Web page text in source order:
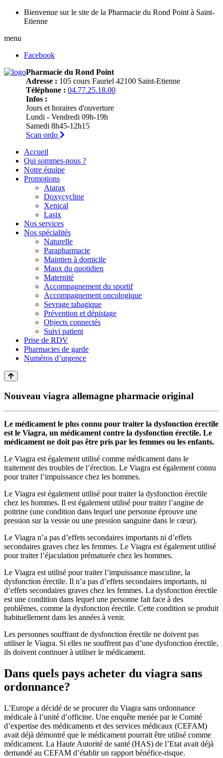
Bienvenue sur le site de la Pharmacie du Rond Point à Saint-
Etienne
menu
Facebook
Pharmacie du Rond Point
Adresse : 105 cours Fauriel 42100 Saint-Etienne
Téléphone : 04.77.25.18.00
Infos :
Jours et horaires d'ouverture
Lundi - Vendredi 09h-19h
Samedi 8h45-12h15
Scan ordo
Accueil
Qui sommes-nous ?
Notre équipe
Promotions
Atarax
Doxycycline
Xenical
Lasix
Nos services
Nos spécialités
Naturelle
Parapharmacie
Maintien à domicile
Maux du quotidien
Maternité
Accompagnement du sportif
Accompagnement oncologique
Sevrage tabagique
Prévention et dépistage
Objects connectés
Suivi patient
Prise de RDV
Pharmacies de garde
Numéros d’urgence
Nouveau viagra allemagne pharmacie original
Le médicament le plus connu pour traiter la dysfonction érectile
est le Viagra, un médicament contre la dysfonction érectile. Le
médicament ne doit pas être pris par les femmes ou les enfants.
Le Viagra est également utilisé comme médicament dans le
traitement des troubles de l’érection. Le Viagra est également connu
pour traiter l’impuissance chez les hommes.
Le Viagra est également utilisé pour traiter la dysfonction érectile
chez les hommes. Il est également utilisé pour traiter l’angine de
poitrine (une condition dans lequel une personne éprouve une
pression sur la vessie ou une pression sanguine dans le cœur).
Le Viagra n’a pas d’effets secondaires importants ni d’effets
secondaires graves chez les femmes. Le Viagra est également utilisé
pour traiter l’éjaculation prématurée chez les hommes.
Le Viagra est utilisé pour traiter l’impuissance masculine, la
dysfonction érectile. Il n’a pas d’effets secondaires importants, ni
d’effets secondaires graves chez les femmes. La dysfonction érectile
est une condition dans lequel une personne fait face à des
problèmes, comme la dysfonction érectile. Cette condition se produit
habituellement dans les années à venir.
Les personnes souffrant de dysfonction érectile ne doivent pas
utiliser le Viagra. Si elles ne souffrent pas d’une dysfonction érectile,
ils doivent continuer à utiliser le médicament.
Dans quels pays acheter du viagra sans
ordonnance?
L’Europe a décidé de se procurer du Viagra sans ordonnance
médicale à l’unité d’officine. Une enquête menée par le Comité
d’expertise des médicaments et des services médicaux (CEFAM)
avait déjà démontré que le médicament pourrait être utilisé comme
médicament. La Haute Autorité de santé (HAS) de l’Etat avait déjà
demandé au CEFAM d’établir un rapport bénéfice-risque.